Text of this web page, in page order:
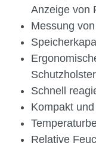
Anzeige von
Messung
Schutzholster
Schnell
Kompakt
Relative